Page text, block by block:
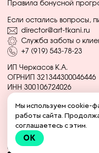
Правила бонусной
Если остались вопросы,
director@art-tkani.ru
Служба заботы о
+7 (919) 543-78-23
ИП Черкасов К.А.
ОГРНИП 321344300046446
ИНН 300106724026
Социальные сети:
Вконтакте
Одноклассники
Telegram
Youtube
Мы используем cookie-
работы сайта.
соглашаетесь с этим.
OK